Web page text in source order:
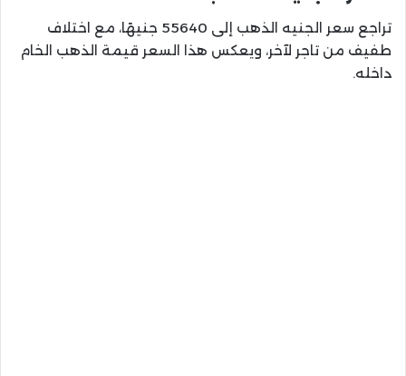
تراجع سعر الجنيه الذهب إلى 55640 جنيهًا، مع اختلاف
طفيف من تاجر لآخر، ويعكس هذا السعر قيمة الذهب الخام
داخله.